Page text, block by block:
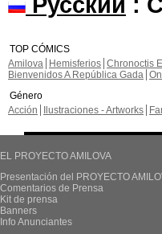
TOP CÓMICS
Amilova
Hemisferios Chronoctis
Bienvenidos A República Gada
Género
Acción
Ilustraciones - Artworks
EL PROYECTO AMILOVA
Presentación del PROYECTO
Comentarios de Prensa
Kit de prensa
Banners
Info Anunciantes